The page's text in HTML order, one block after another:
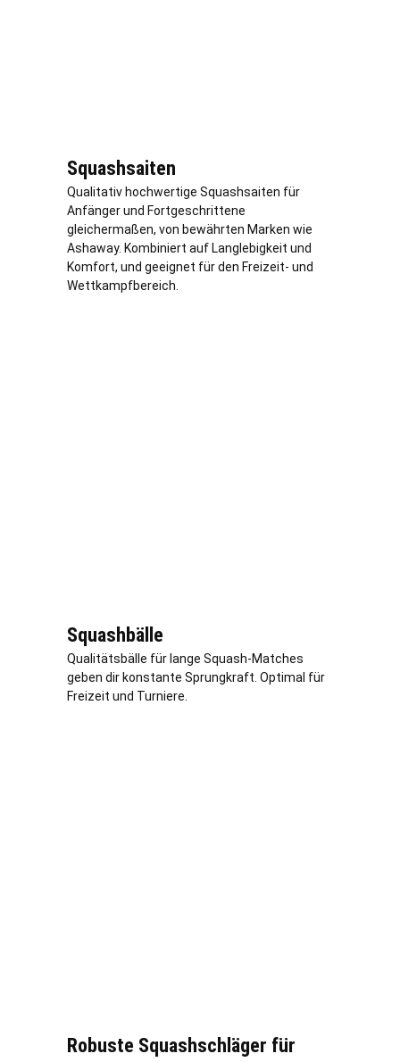
Squashsaiten
Qualitativ hochwertige Squashsaiten für
Anfänger und Fortgeschrittene
gleichermaßen, von bewährten Marken wie
Ashaway. Kombiniert auf Langlebigkeit und
Komfort, und geeignet für den Freizeit- und
Wettkampfbereich.
Squashbälle
Qualitätsbälle für lange Squash-Matches
geben dir konstante Sprungkraft. Optimal für
Freizeit und Turniere.
Robuste Squashschläger für